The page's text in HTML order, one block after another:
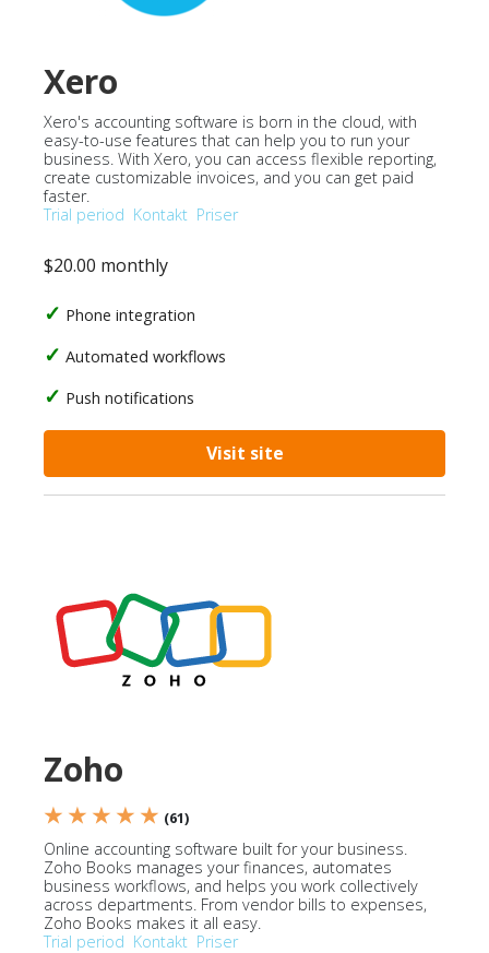
Xero
Xero's accounting software is born in the cloud, with
easy-to-use features that can help you to run your
business. With Xero, you can access flexible reporting,
create customizable invoices, and you can get paid
faster.
Trial period Kontakt Priser
$20.00 monthly
Phone integration
Automated workflows
Push notifications
Visit site
Zoho
★ ★ ★ ★ ★ (61)
Online accounting software built for your business.
Zoho Books manages your finances, automates
business workflows, and helps you work collectively
across departments. From vendor bills to expenses,
Zoho Books makes it all easy.
Trial period Kontakt Priser